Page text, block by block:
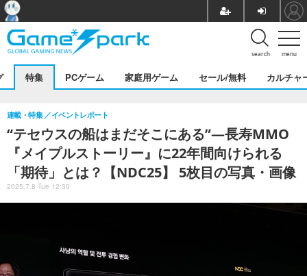
menu
search
特集 PCゲーム 家庭用ゲーム セール/無料 カルチャ
“テセウスの船はまだそこにある”―長寿MMO
『メイプルストーリー』に22年間向けられる
「期待」とは？【NDC25】 5枚目の写真・画像
連載・特集 イベントレポート
2025.7.8 Tue 12:30